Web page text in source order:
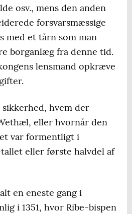
osv., mens den anden
forsvarsmæssige
med et tårn som man
borganlæg fra denne tid.
lensmand opkræve
hvem der
eller hvornår den
var formentligt i
eller første halvdel af
en eneste gang i
i 1351, hvor Ribe-bispen